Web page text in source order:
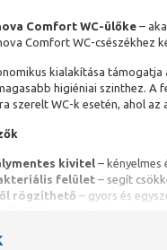
Comfort WC-ülőke –
Comfort WC-csészékhez
kialakítása
higiéniai szinthez.
szerelt WC-k esetén, ahol
kivitel –
felület – segít
rögzíthető – gyors és
– megbízható